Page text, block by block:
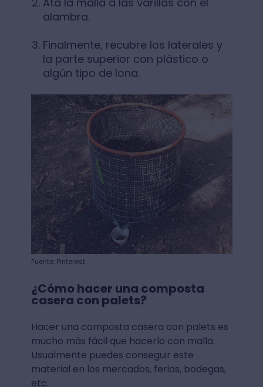
alambra.
Finalmente, recubre los laterales y
la parte superior con plástico o
algún tipo de lona.
Fuente: Pinterest
¿Cómo hacer una composta
casera con palets?
Hacer una composta casera con palets es
mucho más fácil que hacerlo con malla.
Usualmente puedes conseguir este
material en los mercados, ferias, bodegas,
etc.